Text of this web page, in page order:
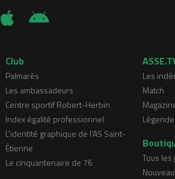
Club
Palmarès
Les ambassadeurs
Centre sportif Robert-Herbin
Index égalité professionnel
L'identité graphique de l'AS Saint-
Étienne
Le cinquantenaire de 76
Les
Match
Légende
Tous